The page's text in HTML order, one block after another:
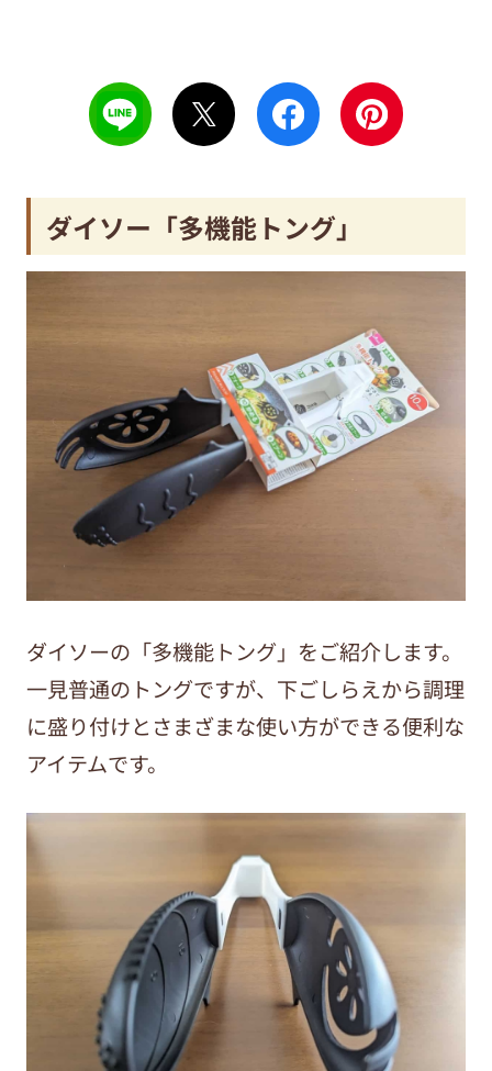
ダイソー「多機能トング」
ダイソーの「多機能トング」をご紹介します。
一見普通のトングですが、下ごしらえから調理
に盛り付けとさまざまな使い方ができる便利な
アイテムです。